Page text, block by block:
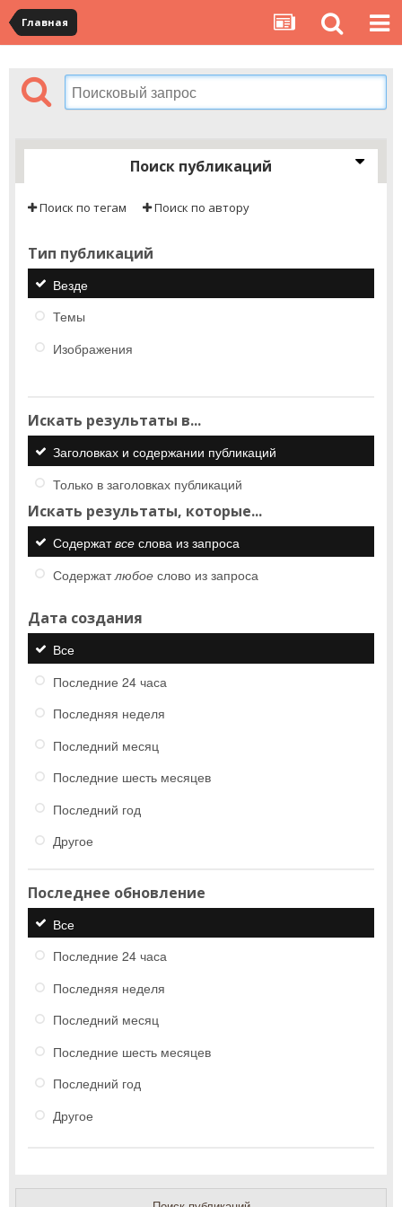
Главная
Поиск публикаций
Поиск по тегам Поиск по автору
Тип публикаций
Везде
Темы
Изображения
Искать результаты в...
Заголовках и содержании публикаций
Только в заголовках публикаций
Искать результаты, которые...
Содержатвсе слова из запроса
Содержатлюбое слово из запроса
Дата создания
Все
Последние 24 часа
Последняя неделя
Последний месяц
Последние шесть месяцев
Последний год
Другое
Последнее обновление
Все
Последние 24 часа
Последняя неделя
Последний месяц
Последние шесть месяцев
Последний год
Другое